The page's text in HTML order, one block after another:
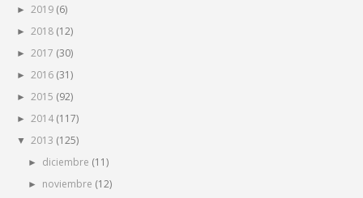
► 2019 (6)
► 2018 (12)
► 2017 (30)
► 2016 (31)
► 2015 (92)
► 2014 (117)
▼ 2013 (125)
► diciembre (11)
► noviembre (12)